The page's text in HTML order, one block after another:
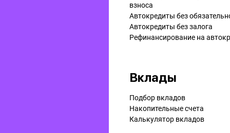
взноса
Автокредиты без
Автокредиты без залога
Рефинансирование на
Вклады
Подбор вкладов
Накопительные счета
Калькулятор вкладов